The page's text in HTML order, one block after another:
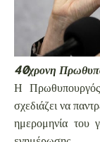
40χρονη
Η
σχεδιάζει να
ημερομηνία του